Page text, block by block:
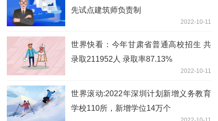
先试点建筑师负责制
2022-10-11
世界快看：今年甘肃省普通高校招生 共
录取211952人 录取率87.13%
2022-10-11
世界滚动:2022年深圳计划新增义务教育
学校110所，新增学位14万个